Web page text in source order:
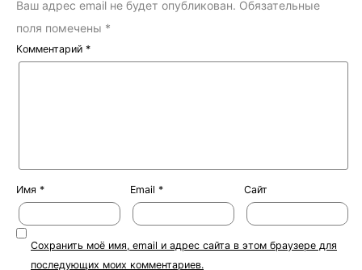
Ваш адрес email не будет опубликован. Обязательные
поля помечены *
Комментарий *
Имя * Email * Сайт
Сохранить моё имя, email и адрес сайта в этом браузере для
последующих моих комментариев.